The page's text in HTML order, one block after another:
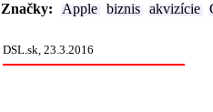
Značky: Apple biznis akvizície
DSL.sk, 23.3.2016